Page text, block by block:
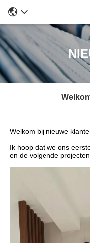
Welkom bij nieuwe
Ik hoop dat we ons
en de volgende